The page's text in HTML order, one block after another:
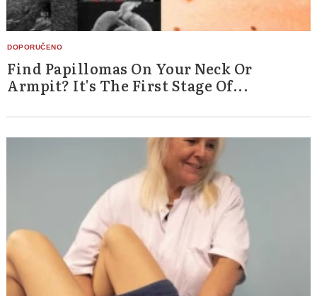
Find Papillomas On Your Neck Or
Armpit? It's The First Stage Of...